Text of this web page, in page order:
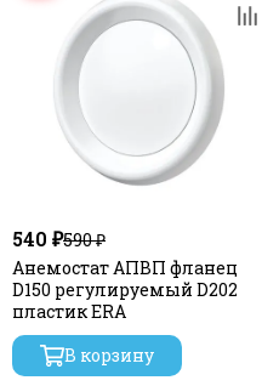
540 ₽590 ₽
Анемостат АПВП фланец
D150 регулируемый D202
пластик ERA
В корзину